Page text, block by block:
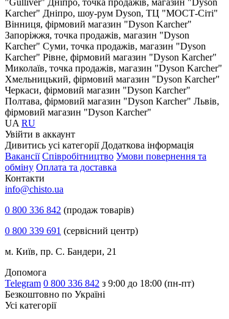
Karcher" Дніпро, шоу-рум Dyson, ТЦ "МОСТ-Сіті"
Вінниця, фірмовий магазин "Dyson Karcher"
Запоріжжя, точка продажів, магазин "Dyson
Karcher" Суми, точка продажів, магазин "Dyson
Karcher" Рівне, фірмовий магазин "Dyson Karcher"
Миколаїв, точка продажів, магазин "Dyson Karcher"
Хмельницький, фірмовий магазин "Dyson Karcher"
Черкаси, фірмовий магазин "Dyson Karcher"
Полтава, фірмовий магазин "Dyson Karcher" Львів,
фірмовий магазин "Dyson Karcher"
UA RU
Увiйти в аккаунт
Дивитись усі категорії Додаткова інформація
Вакансії Співробітництво Умови повернення та
обміну Оплата та доставка
Контакти
info@chisto.ua
0 800 336 842 (продаж товарів)
0 800 339 691 (сервісний центр)
м. Київ, пр. С. Бандери, 21
Допомога
Telegram 0 800 336 842 з 9:00 до 18:00 (пн-пт)
Безкоштовно по Україні
Усі категорії